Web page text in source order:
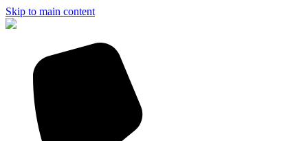
Skip to main content